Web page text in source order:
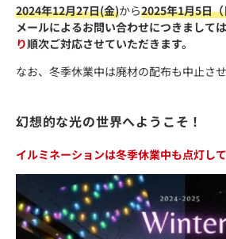
2024年12月27日(金)から2025年1月5日
メールによるお問い合わせにつきましては
り順次ご対応させていただきます。
なお、冬季休業中は廃材の配布も中止させ
幻想的な光の世界へようこそ！
イルミネーションは冬季休業中も点灯し